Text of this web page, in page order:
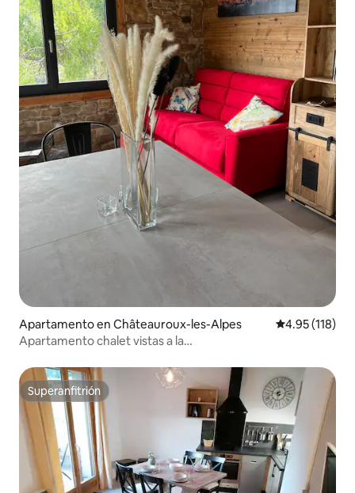
Apartamento en Châteauroux-les-Alpes Calificación
4.95 (118)
Apartamento chalet vistas a la
Superanfitrión
Superanfitrión